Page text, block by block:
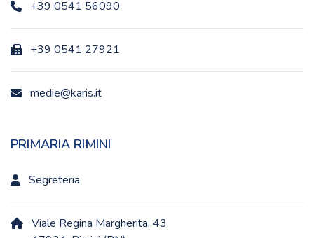
+39 0541 56090
+39 0541 27921
medie@karis.it
PRIMARIA RIMINI
Segreteria
Viale Regina Margherita, 43